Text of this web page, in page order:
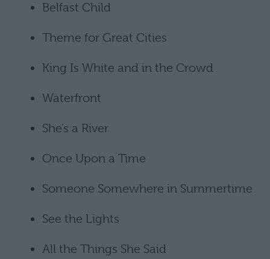
Belfast Child
Theme for Great Cities
King Is White and in the Crowd
Waterfront
She’s a River
Once Upon a Time
Someone Somewhere in Summertime
See the Lights
All the Things She Said